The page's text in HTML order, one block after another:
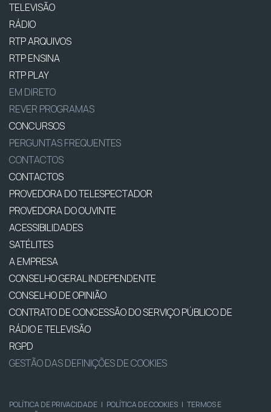
TELEVISÃO
RÁDIO
RTP ARQUIVOS
RTP ENSINA
RTP PLAY
EM DIRETO
REVER PROGRAMAS
CONCURSOS
PERGUNTAS FREQUENTES
CONTACTOS
CONTACTOS
PROVEDORA DO TELESPECTADOR
PROVEDORA DO OUVINTE
ACESSIBILIDADES
SATÉLITES
A EMPRESA
CONSELHO GERAL INDEPENDENTE
CONSELHO DE OPINIÃO
CONTRATO DE CONCESSÃO DO SERVIÇO PÚBLICO DE
RÁDIO E TELEVISÃO
RGPD
GESTÃO DAS DEFINIÇÕES DE COOKIES
POLÍTICA DE PRIVACIDADE | POLÍTICA DE COOKIES | TERMOS E